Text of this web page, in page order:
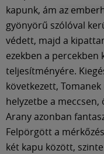
kapunk, ám az
gyönyörű szólóval
védett, majd a
ezekben a percekben
teljesítményére.
következett,
helyzetbe a
Arany azonban
Felpörgött a
két kapu között,